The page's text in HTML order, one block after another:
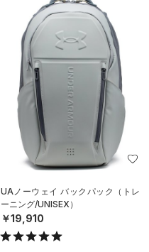
UAノーウェイ バックパック（トレ
ーニング/UNISEX）
￥19,910